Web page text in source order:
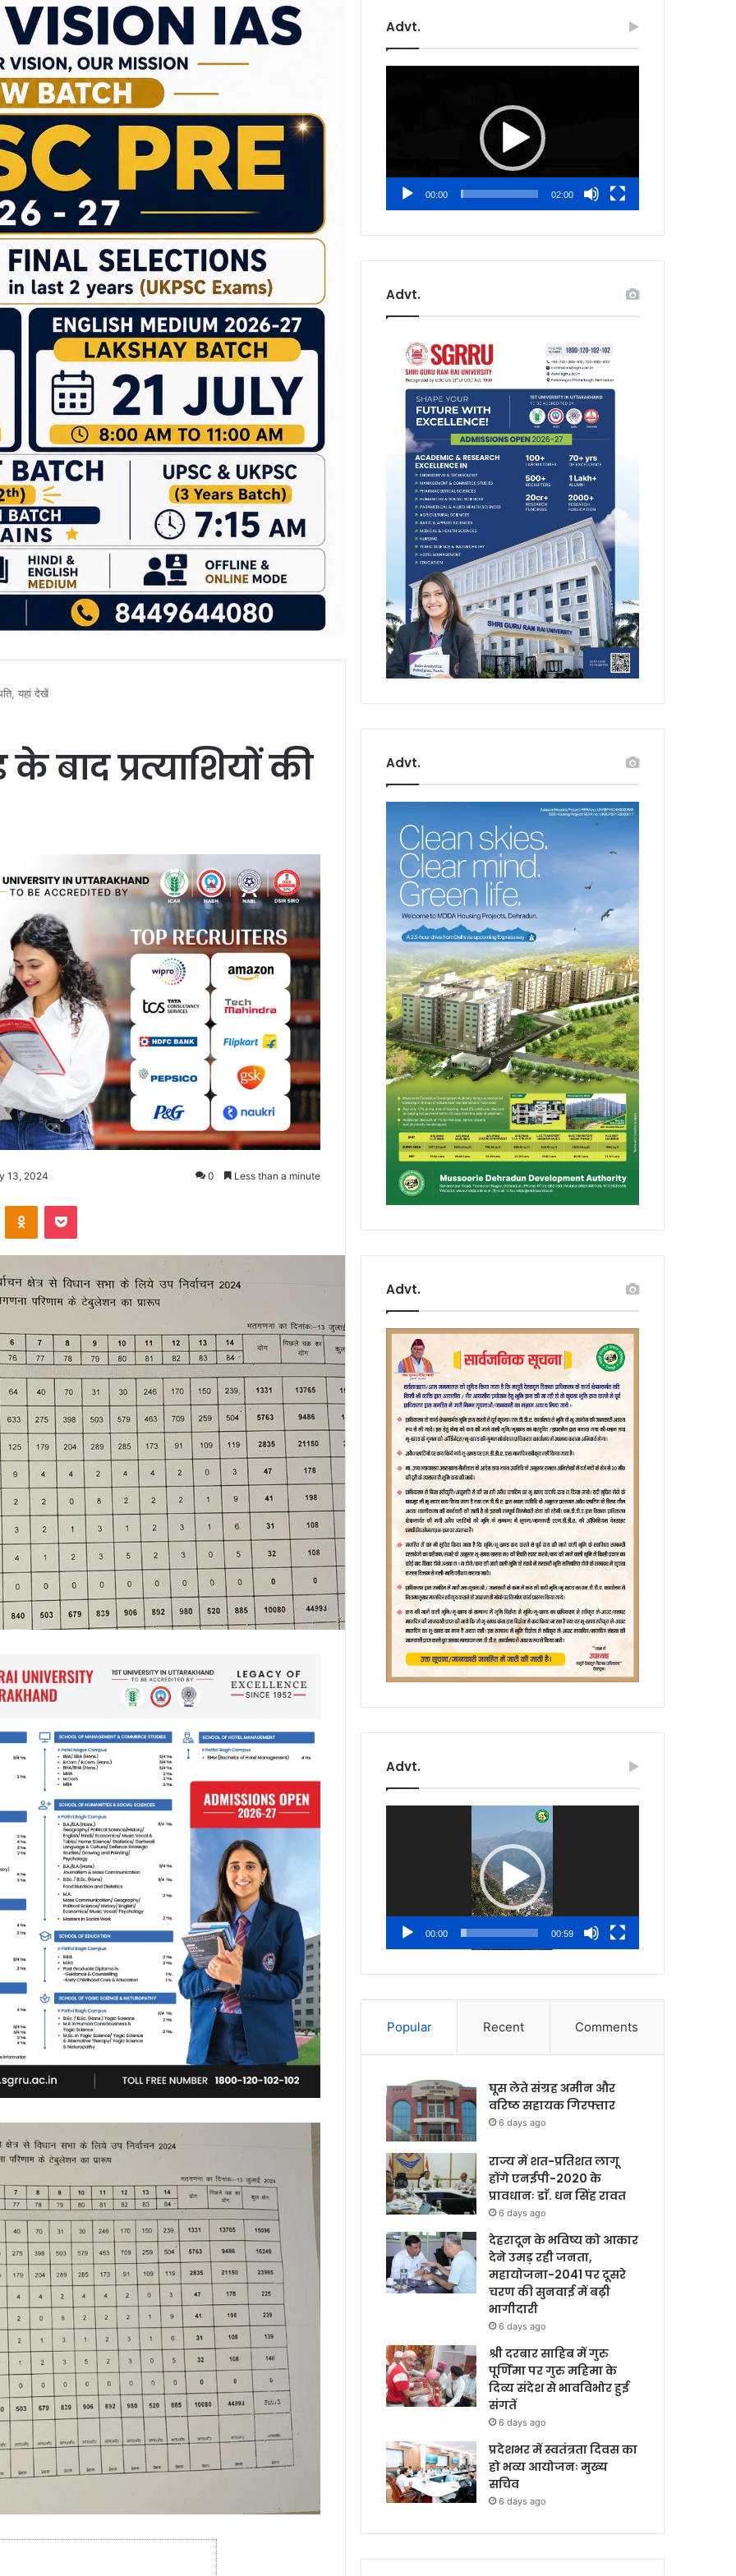
यहां देखें
बाद प्रत्याशियों की
13, 2024 0 Less than a minute
Advt.
00:00 02:00
Advt.
Advt.
Advt.
Advt.
00:00 00:59
Popular Recent Comments
घूस लेते संग्रह अमीन और
वरिष्ठ सहायक गिरफ्तार
6 days ago
राज्य में शत-प्रतिशत लागू
होंगे एनईपी-2020 के
प्रावधानः डाॅ. धन सिंह रावत
6 days ago
देहरादून के भविष्य को आकार
देने उमड़ रही जनता,
महायोजना-2041 पर दूसरे
चरण की सुनवाई में बढ़ी
भागीदारी
6 days ago
श्री दरबार साहिब में गुरु
पूर्णिमा पर गुरु महिमा के
दिव्य संदेश से भावविभोर हुई
संगतें
6 days ago
प्रदेशभर में स्वतंत्रता दिवस का
हो भव्य आयोजनः मुख्य
सचिव
6 days ago